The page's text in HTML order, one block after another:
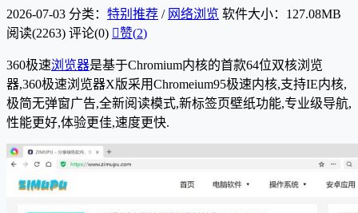
2026-07-03 分类： 特别推荐 / 网络浏览 软件大小：127.08MB
阅读(2263) 评论(0) 赞(2)
360极速浏览器是基于Chromium内核的首款64位双核浏览
器,360极速浏览器X版采用Chromeium95极速内核,支持IE内核,
极简无弹窗广告,全新阅读模式,新标签页壁纸功能,专业级导航,
性能更好,体验更佳,速度更快.